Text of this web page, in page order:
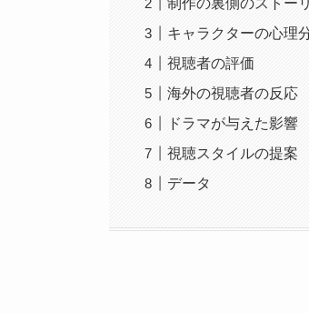
キャラクターの心理
視聴者の評価
海外の視聴者の反応
ドラマが与えた影響
視聴スタイルの提案
データ